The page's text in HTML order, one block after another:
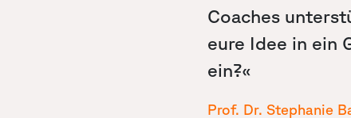
Coaches
eure Idee in ein
ein?«
Prof. Dr. Stephanie